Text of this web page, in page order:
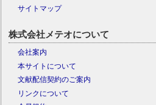
サイトマップ
株式会社メテオについて
会社案内
本サイトについて
文献配信契約のご案内
リンクについて